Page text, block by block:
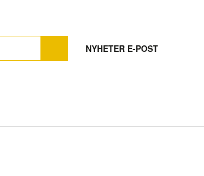
NYHETER E-POST